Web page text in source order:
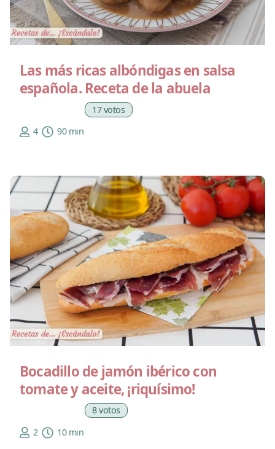
Las más ricas albóndigas en salsa
española. Receta de la abuela
17 votos
4
90 min
Bocadillo de jamón ibérico con
tomate y aceite, ¡riquísimo!
8 votos
2
10 min